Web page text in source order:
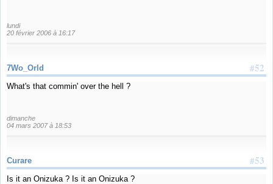
lundi
20 février 2006 à 16:17
#52
7Wo_Orld
What's that commin' over the hell ?
dimanche
04 mars 2007 à 18:53
#53
Curare
Is it an Onizuka ? Is it an Onizuka ?